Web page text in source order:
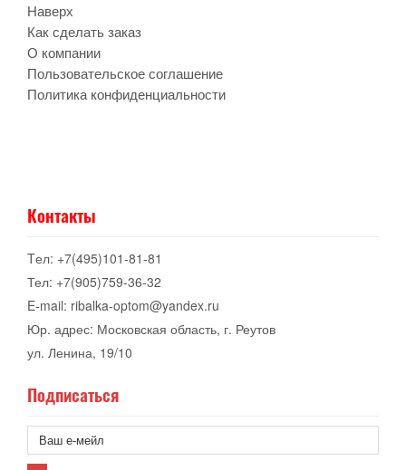
Наверх
Как сделать заказ
О компании
Пользовательское соглашение
Политика конфиденциальности
Контакты
Tел: +7(495)101-81-81
Тел: +7(905)759-36-32
E-mail: ribalka-optom@yandex.ru
Юр. адрес: Московская область, г. Реутов
ул. Ленина, 19/10
Подписаться